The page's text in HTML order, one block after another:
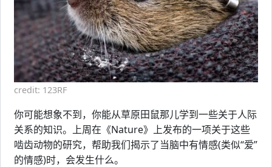
credit: 123RF
你可能想象不到，你能从草原田鼠那儿学到一些关于人际
关系的知识。上周在《Nature》上发布的一项关于这些
啮齿动物的研究，帮助我们揭示了当脑中有情感(类似“爱”
的情感)时，会发生什么。